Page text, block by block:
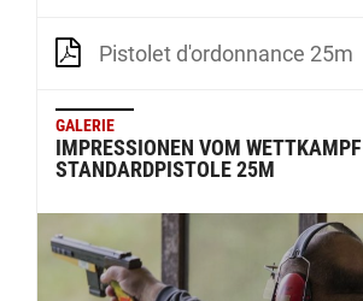
Pistolet d'ordonnance 25m
GALERIE
IMPRESSIONEN VOM WETTKAMPF
STANDARDPISTOLE 25M